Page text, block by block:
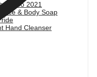
2021
& Body Soap
Hand Cleanser